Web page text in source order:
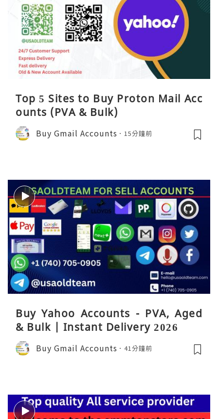
Top 5 Sites to Buy Proton Mail Acc
ounts (PVA & Bulk)
Buy Gmail Accounts 15分鐘前
Buy Yahoo Accounts - PVA, Aged
& Bulk | Instant Delivery 2026
Buy Gmail Accounts 41分鐘前